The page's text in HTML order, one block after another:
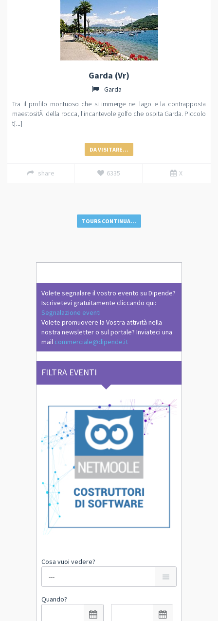
Garda (Vr)
Garda
Tra il profilo montuoso che si immerge nel lago e la contrapposta
maestositÃ della rocca, l'incantevole golfo che ospita Garda. Piccolo
t[...]
DA VISITARE...
share 6335 X
TOURS CONTINUA...
Volete segnalare il vostro evento su Dipende?
Iscrivetevi gratuitamente cliccando qui:
Segnalazione eventi
Volete promuovere la Vostra attività nella
nostra newsletter o sul portale? Inviateci una
mail commerciale@dipende.it
FILTRA EVENTI
Cosa vuoi vedere?
Quando?